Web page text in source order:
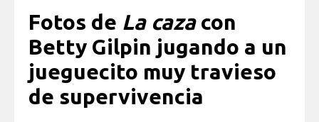
Fotos de La cazacon
Betty Gilpin jugando a un
jueguecito muy travieso
de supervivencia